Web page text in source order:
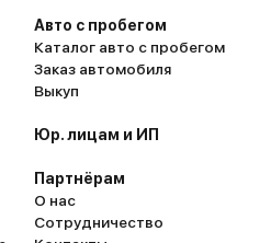
с
Увеличение мощности
200 л.с. и по моменту с
500 Нм дает о себе
обгонах свыше 110 км/
чипованным ТЛК 200 не
новом Прадо при
л/100км, зимой 9,0-9,5
Авто с пробегом
Каталог авто с пробегом
Заказ автомобиля
Выкуп
Юр. лицам и ИП
Партнёрам
О нас
Сотрудничество